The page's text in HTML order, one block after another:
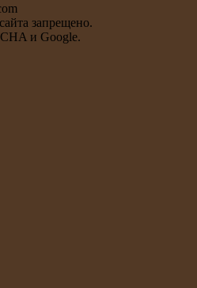
запрещено.
и Google.